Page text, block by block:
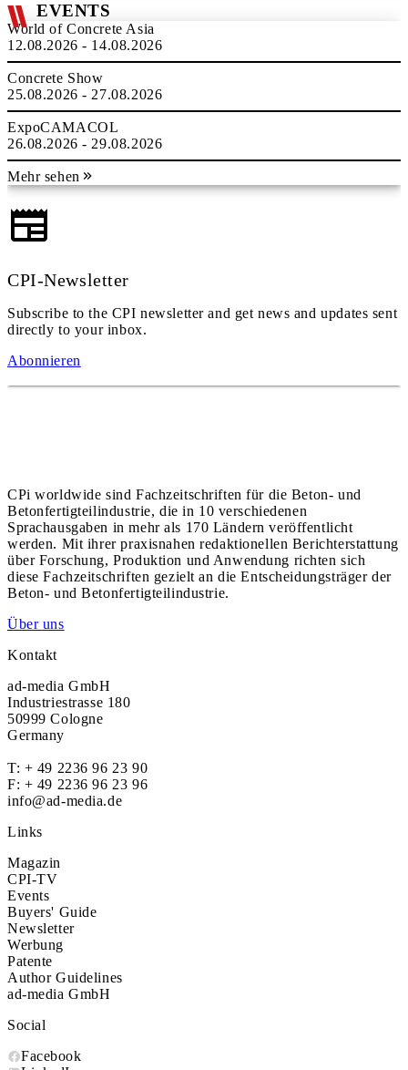
EVENTS
World of Concrete Asia
12.08.2026 - 14.08.2026
Concrete Show
25.08.2026 - 27.08.2026
ExpoCAMACOL
26.08.2026 - 29.08.2026
Mehr sehen
CPI-Newsletter
Subscribe to the CPI newsletter and get news and updates sent
directly to your inbox.
Abonnieren
CPi worldwide sind Fachzeitschriften für die Beton- und
Betonfertigteilindustrie, die in 10 verschiedenen
Sprachausgaben in mehr als 170 Ländern veröffentlicht
werden. Mit ihrer praxisnahen redaktionellen Berichterstattung
über Forschung, Produktion und Anwendung richten sich
diese Fachzeitschriften gezielt an die Entscheidungsträger der
Beton- und Betonfertigteilindustrie.
Über uns
Kontakt
ad-media GmbH
Industriestrasse 180
50999 Cologne
Germany
T: + 49 2236 96 23 90
F: + 49 2236 96 23 96
info@ad-media.de
Links
Magazin
CPI-TV
Events
Buyers' Guide
Newsletter
Werbung
Patente
Author Guidelines
ad-media GmbH
Social
Facebook